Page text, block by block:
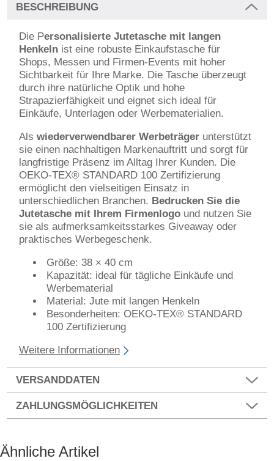
BESCHREIBUNG
Die Personalisierte Jutetasche mit langen
Henkeln ist eine robuste Einkaufstasche für
Shops, Messen und Firmen-Events mit hoher
Sichtbarkeit für Ihre Marke. Die Tasche überzeugt
durch ihre natürliche Optik und hohe
Strapazierfähigkeit und eignet sich ideal für
Einkäufe, Unterlagen oder Werbematerialien.
Alswiederverwendbarer Werbeträger unterstützt
sie einen nachhaltigen Markenauftritt und sorgt für
langfristige Präsenz im Alltag Ihrer Kunden. Die
OEKO-TEX®️ STANDARD 100 Zertifizierung
ermöglicht den vielseitigen Einsatz in
unterschiedlichen Branchen. Bedrucken Sie die
Jutetasche mit Ihrem Firmenlogo und nutzen Sie
sie als aufmerksamkeitsstarkes Giveaway oder
praktisches Werbegeschenk.
Größe: 38 × 40 cm
Kapazität: ideal für tägliche Einkäufe und
Werbematerial
Material: Jute mit langen Henkeln
Besonderheiten: OEKO-TEX®️ STANDARD
100 Zertifizierung
Weitere Informationen
VERSANDDATEN
ZAHLUNGSMÖGLICHKEITEN
Ähnliche Artikel